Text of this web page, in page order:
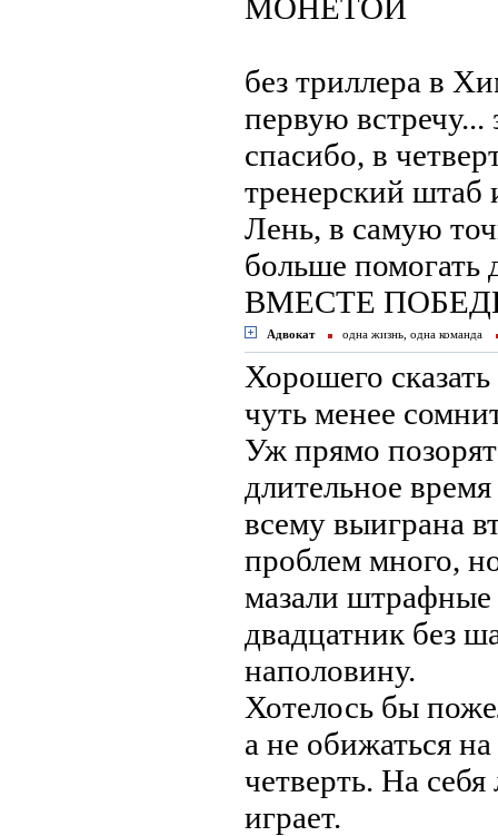
МОНЕТОЙ
без триллера в
первую встречу...
спасибо, в
тренерский штаб
Лень, в самую
больше помогать
ВМЕСТЕ
Адвокат одна жизнь, одна команда
Хорошего
чуть менее
Уж прямо
длительное
всему выиграна
проблем много,
мазали
двадцатник без
наполовину.
Хотелось бы
а не обижаться
четверть. На
играет.